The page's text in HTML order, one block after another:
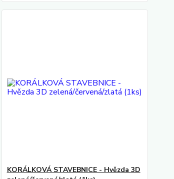
KORÁLKOVÁ STAVEBNICE - Hvězda 3D